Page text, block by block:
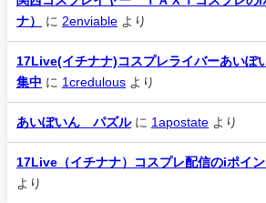
ナ）
に 2enviable より
17Live(イチナナ)コスプレライバーあいぽ
集中 に 1credulous より
あいぽいん パズルに 1apostate より
17Live（イチナナ）コスプレ配信のiポイ
より